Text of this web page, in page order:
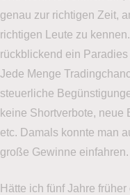
genau zur richtigen Zeit,
richtigen Leute zu
rückblickend ein
Jede Menge
steuerliche
keine Shortverbote, neue
etc. Damals konnte man
große Gewinne einfahren.
Hätte ich fünf Jahre